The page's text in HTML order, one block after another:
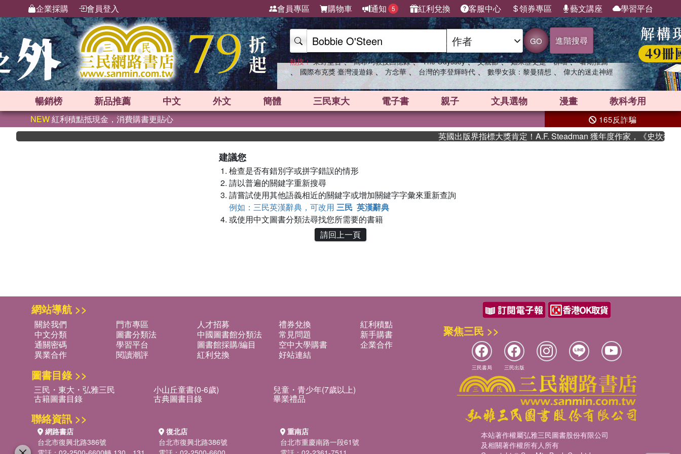
企業採購 會員登入 會員專區 購物車 通知 5 紅利兌換 客服中心 領券專區 藝文講座 學習平台
GO 進階搜尋
熱搜： 東野圭吾 、 高希均教授回憶錄 、 The Odyssey 、 父親節 、 如果歷史是一群喵 、 暑期推薦
、 國際布克獎 臺灣漫遊錄 、 方念華 、 台灣的李登輝時代 、 數學女孩：黎曼猜想 、 偉大的迷走神經
暢銷榜 新品推薦 中文 外文 簡體 三民東大 電子書 親子 文具選物 漫畫 教科考用
NEW紅利積點抵現金，消費購書更貼心 165反詐騙
英國出版界指標大獎肯定！A.F. Steadman 獲年度作家，《史坎德》
建議您
檢查是否有錯別字或拼字錯誤的情形
請以普遍的關鍵字重新搜尋
請嘗試使用其他語義相近的關鍵字或增加關鍵字字彙來重新查詢
例如：三民英漢辭典，可改用 三民 英漢辭典
或使用中文圖書分類法尋找您所需要的書籍
請回上一頁
網站導航 >>
關於我們 門市專區 人才招募 禮券兌換
紅利積點
中文分類
圖書分類法 中國圖書館分類法 常見問題
新手購書
通關密碼
學習平台 圖書館採購/編目 空中大學購書
企業合作
異業合作
閱讀潮評 紅利兌換 好站連結
圖書目錄 >>
三民・東大・弘雅三民 小山丘童書(0-6歲) 兒童・青少年(7歲以上)
古籍圖書目錄 古典圖書目錄 畢業禮品
聯絡資訊 >>
網路書店
台北市復興北路386號
復北店
台北市復興北路386號
重南店
台北市重慶南路一段61號
聚焦三民 >>
三民書局 三民出版
本站著作權屬弘雅三民圖書股份有限公司
及相關著作權所有人所有